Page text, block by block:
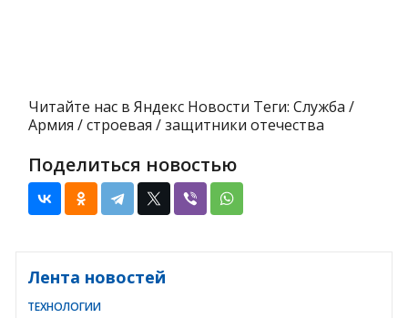
Читайте нас в Яндекс Новости Теги: Служба /
Армия / строевая / защитники отечества
Поделиться новостью
Лента новостей
ТЕХНОЛОГИИ